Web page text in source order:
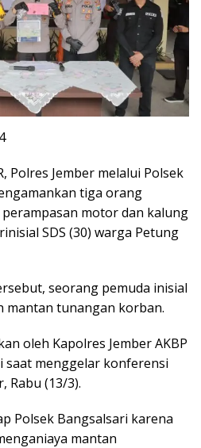
Polres Jember melalui Polsek
tiga orang
motor dan kalung
SDS (30) warga Petung
seorang pemuda inisial
mantan tunangan korban.
oleh Kapolres Jember AKBP
saat menggelar konferensi
Rabu (13/3).
Polsek Bangsalsari karena
mantan